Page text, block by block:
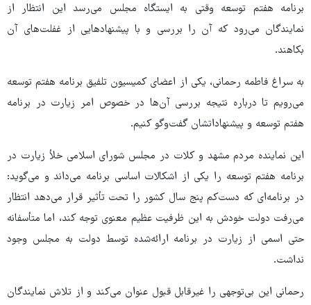
برنامه هفتم توسعه وقتی به ایستگاه مجلس می‌رسد این انتظار از
نمایندگان می‌رود که آن را بررسی و با پیشنهادهایی از غفلت‌های آن
بکاهند.
به سراغ فاطمه رحمانی، یکی از اعضای کمیسیون تلفیق برنامه هفتم توسعه
می‌رویم تا درباره نتیجه بررسی آن‌ها در خصوص امر زیارت در برنامه
هفتم توسعه و پیشنهاداتشان گفت‌وگو کنیم.
این نماینده مردم مشهد و کلات در مجلس شورای اسلامی خلأ زیارت در
برنامه هفتم توسعه را یکی از اشکالات اساسی برنامه می‌داند و می‌گوید:
در برنامه‌ای که دست‌کم پنج سال کشور را تحت تأثیر قرار می‌دهد انتظار
می‌رفت دولت خودش به این ظرفیت عظیم معنوی توجه کند، اما متأسفانه
حتی اسمی از زیارت در برنامه ارائه‌شده توسط دولت به مجلس وجود
نداشت.
رحمانی این بی‌توجهی را غیرقابل قبول عنوان می‌کند و از تلاش نمایندگان